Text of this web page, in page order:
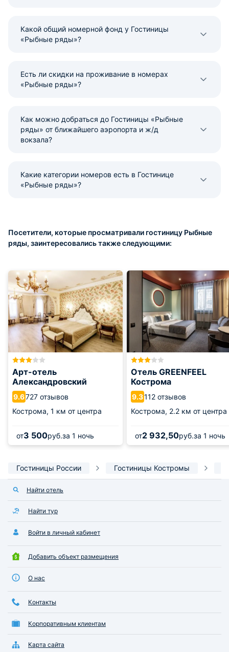
Какой общий номерной фонд у Гостиницы
«Рыбные ряды»?
Есть ли скидки на проживание в номерах
«Рыбные ряды»?
Как можно добраться до Гостиницы «Рыбные
ряды» от ближайшего аэропорта и ж/д
вокзала?
Какие категории номеров есть в Гостинице
«Рыбные ряды»?
Посетители, которые просматривали гостиницу Рыбные
ряды, заинтересовались также следующими:
Арт-отель
Александровский
9.6727 отзывов
Кострома, 1 км от центра
от3 500руб.за 1 ночь
Отель GREENFEEL
Кострома
9.3112 отзывов
Кострома, 2.2 км от центра
от2 932,50руб.за 1 ночь
Гостиницы России Гостиницы Костромы
Найти отель
Найти тур
Войти в личный кабинет
Добавить объект размещения
О нас
Контакты
Корпоративным клиентам
Карта сайта